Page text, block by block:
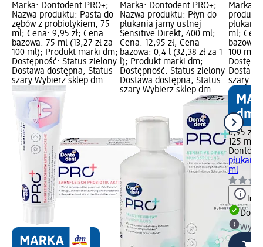
Marka: Dontodent PRO+;
Nazwa produktu: Pasta do
zębów z probiotykiem, 75
ml; Cena: 9,95 zł; Cena
bazowa: 75 ml (13,27 zł za
100 ml); Produkt marki dm;
Dostępność: Status zielony
Dostawa dostępna, Status
szary Wybierz sklep dm
Marka: Dontodent PRO+;
Nazwa produktu: Płyn do
płukania jamy ustnej
Sensitive Direkt, 400 ml;
Cena: 12,95 zł; Cena
bazowa: 0,4 l (32,38 zł za 1
l); Produkt marki dm;
Dostępność: Status zielony
Dostawa dostępna, Status
szary Wybierz sklep dm
Marka:
ml;
bazowa:
100 ml);
szary
6,95 zł
125 ml
ml